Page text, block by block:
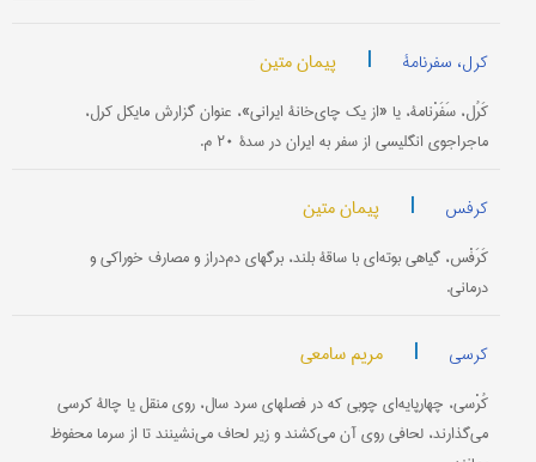
کرل، سفرنامۀ | پیمان متین
کَرُل، سَفَرْنامۀ، یا «از یک چای‌خانۀ ایرانی»، عنوان گزارش مایکل کرل،
ماجراجوی انگلیسی از سفر به ایران در سدۀ ۲۰ م.
کرفس | پیمان متین
کَرَفْس، گیاهی بوته‌ای با ساقۀ بلند، برگهای دم‌دراز و مصارف خوراکی و
درمانی.
کرسی | مریم سامعی
کُرْسی، چهارپایه‌ای چوبی که در فصلهای سرد سال، روی منقل یا چالۀ کرسی
می‌گذارند، لحافی روی آن می‌کشند و زیر لحاف می‌نشینند تا از سرما محفوظ